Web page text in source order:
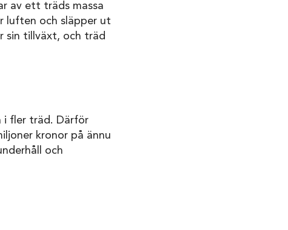
av ett träds massa
luften och släpper ut
sin tillväxt, och träd
i fler träd. Därför
kronor på ännu
och